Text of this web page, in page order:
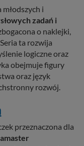
i
zadań i
o naklejki,
ta rozwija
logiczne oraz
obejmuje figury
oraz język
rozwój.
przeznaczona dla